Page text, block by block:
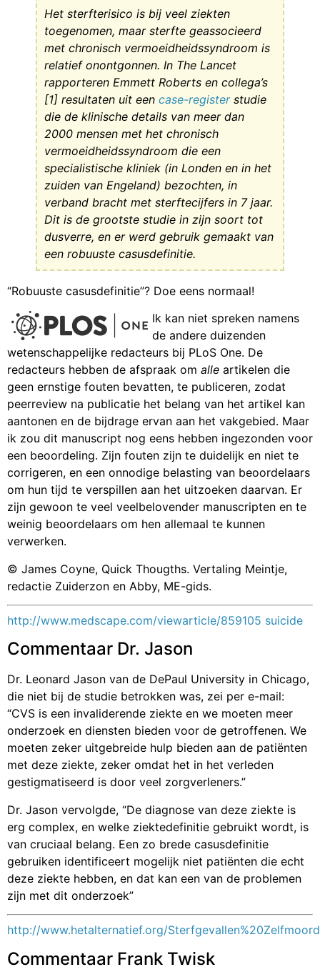
Het sterfterisico is bij veel ziekten
toegenomen, maar sterfte geassocieerd
met chronisch vermoeidheidssyndroom is
relatief onontgonnen. In The Lancet
rapporteren Emmett Roberts en collega’s
[1] resultaten uit een case-register studie
die de klinische details van meer dan
2000 mensen met het chronisch
vermoeidheidssyndroom die een
specialistische kliniek (in Londen en in het
zuiden van Engeland) bezochten, in
verband bracht met sterftecijfers in 7 jaar.
Dit is de grootste studie in zijn soort tot
dusverre, en er werd gebruik gemaakt van
een robuuste casusdefinitie.
“Robuuste casusdefinitie”? Doe eens normaal!
Ik kan niet spreken namens
de andere duizenden
wetenschappelijke redacteurs bij PLoS One. De
redacteurs hebben de afspraak om alle artikelen die
geen ernstige fouten bevatten, te publiceren, zodat
peerreview na publicatie het belang van het artikel kan
aantonen en de bijdrage ervan aan het vakgebied. Maar
ik zou dit manuscript nog eens hebben ingezonden voor
een beoordeling. Zijn fouten zijn te duidelijk en niet te
corrigeren, en een onnodige belasting van beoordelaars
om hun tijd te verspillen aan het uitzoeken daarvan. Er
zijn gewoon te veel veelbelovender manuscripten en te
weinig beoordelaars om hen allemaal te kunnen
verwerken.
© James Coyne, Quick Thougths. Vertaling Meintje,
redactie Zuiderzon en Abby, ME-gids.
http://www.medscape.com/viewarticle/859105 suicide
Commentaar Dr. Jason
Dr. Leonard Jason van de DePaul University in Chicago,
die niet bij de studie betrokken was, zei per e-mail:
“CVS is een invaliderende ziekte en we moeten meer
onderzoek en diensten bieden voor de getroffenen. We
moeten zeker uitgebreide hulp bieden aan de patiënten
met deze ziekte, zeker omdat het in het verleden
gestigmatiseerd is door veel zorgverleners.”
Dr. Jason vervolgde, “De diagnose van deze ziekte is
erg complex, en welke ziektedefinitie gebruikt wordt, is
van cruciaal belang. Een zo brede casusdefinitie
gebruiken identificeert mogelijk niet patiënten die echt
deze ziekte hebben, en dat kan een van de problemen
zijn met dit onderzoek”
http://www.hetalternatief.org/
Commentaar Frank Twisk